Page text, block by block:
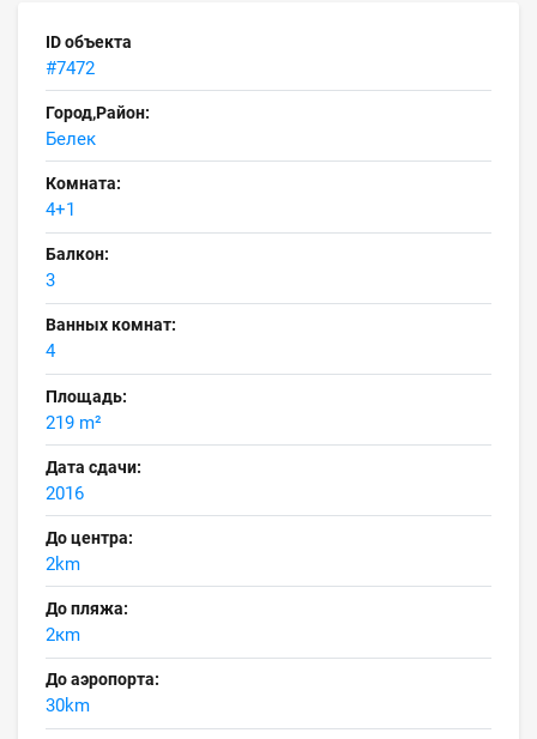
ID объекта
#7472
Город,Район:
Белек
Комната:
4+1
Балкон:
3
Ванных комнат:
4
Площадь:
219 m²
Дата сдачи:
2016
До центра:
2km
До пляжа:
2кm
До аэропорта:
30km